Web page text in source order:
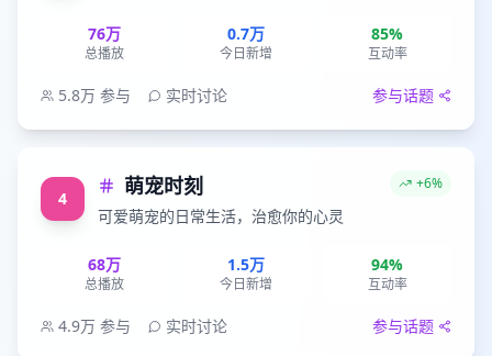
76万
总播放
0.7万
今日新增
85%
互动率
5.8万 参与 实时讨论 参与话题
4 萌宠时刻
可爱萌宠的日常生活，治愈你的心灵
+6%
68万
总播放
1.5万
今日新增
94%
互动率
4.9万 参与 实时讨论 参与话题